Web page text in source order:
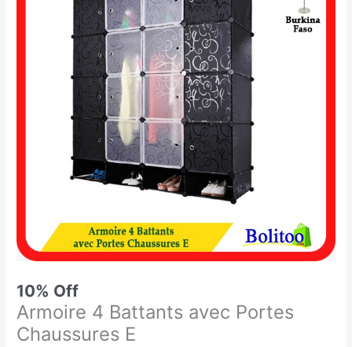
10% Off
Armoire 4 Battants avec Portes
Chaussures E
50.000 CFA.45.000 CFA.